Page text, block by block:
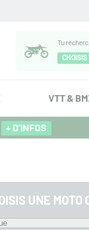
Tu
CHOISIS
VTT &
+ D'INFOS
UNE MOTO